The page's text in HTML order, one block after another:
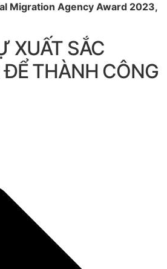
Migration Agency Award 2023,
XUẤT SẮC
THÀNH CÔNG